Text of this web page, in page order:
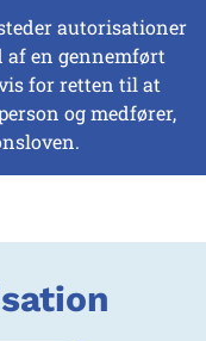
autorisationer
af en gennemført
for retten til at
og medfører,